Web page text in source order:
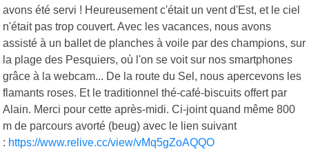
avons été servi ! Heureusement c'était un vent d'Est, et le ciel
n'était pas trop couvert. Avec les vacances, nous avons
assisté à un ballet de planches à voile par des champions, sur
la plage des Pesquiers, où l'on se voit sur nos smartphones
grâce à la webcam... De la route du Sel, nous apercevons les
flamants roses. Et le traditionnel thé-café-biscuits offert par
Alain. Merci pour cette après-midi. Ci-joint quand même 800
m de parcours avorté (beug) avec le lien suivant
: https://www.relive.cc/view/vMq5gZoAQQO